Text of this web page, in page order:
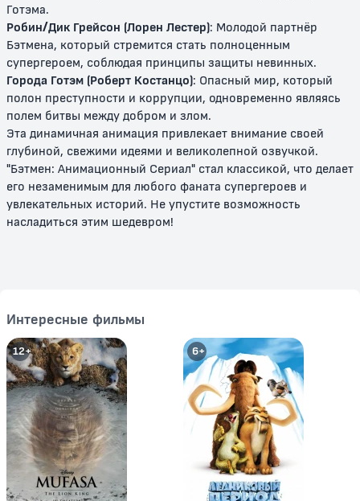
Бэтмен против Дракулы Бэтмен: Отвага и смелость
Бэтмен: Нападение на Аркхэм
Супермен/Бэтмен: Враги
общества
16+
Готэма.
Робин/Дик Грейсон (Лорен Лестер): Молодой партнёр
Бэтмена, который стремится стать полноценным
супергероем, соблюдая принципы защиты невинных.
Города Готэм (Роберт Костанцо): Опасный мир, который
полон преступности и коррупции, одновременно являясь
полем битвы между добром и злом.
Эта динамичная анимация привлекает внимание своей
глубиной, свежими идеями и великолепной озвучкой.
"Бэтмен: Анимационный Сериал" стал классикой, что делает
его незаменимым для любого фаната супергероев и
увлекательных историй. Не упустите возможность
насладиться этим шедевром!
Интересные фильмы
12+ 6+